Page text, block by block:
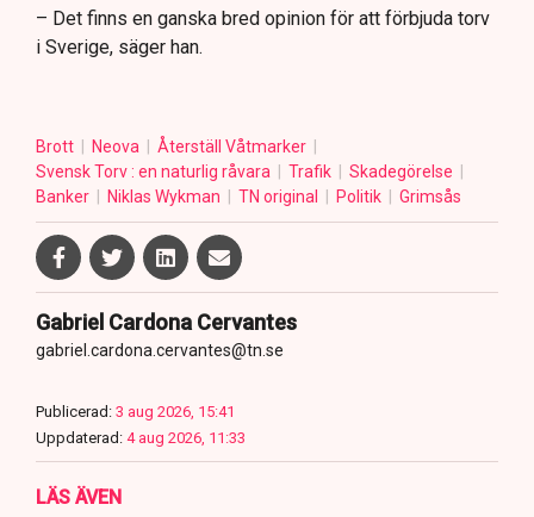
– Det finns en ganska bred opinion för att förbjuda torv
i Sverige, säger han.
Brott Neova
Återställ Våtmarker
Svensk Torv : en naturlig råvara
Trafik
Skadegörelse
Banker
Niklas Wykman TN original Politik Grimsås
Gabriel Cardona Cervantes
gabriel.cardona.cervantes@tn.se
Publicerad: 3 aug 2026, 15:41
Uppdaterad: 4 aug 2026, 11:33
LÄS ÄVEN